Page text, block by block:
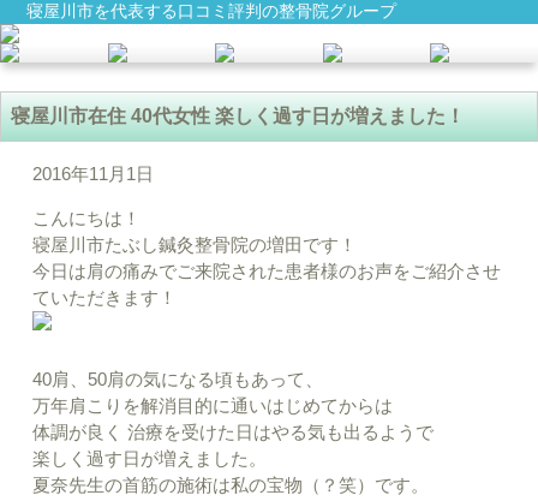
寝屋川市を代表する口コミ評判の整骨院グループ
寝屋川市在住 40代女性 楽しく過す日が増えました！
2016年11月1日
こんにちは！
寝屋川市たぶし鍼灸整骨院の増田です！
今日は肩の痛みでご来院された患者様のお声をご紹介させ
ていただきます！
40肩、50肩の気になる頃もあって、
万年肩こりを解消目的に通いはじめてからは
体調が良く 治療を受けた日はやる気も出るようで
楽しく過す日が増えました。
夏奈先生の首筋の施術は私の宝物（？笑）です。